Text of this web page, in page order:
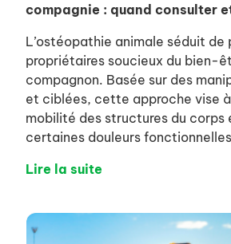
compagnie : quand consulter
L’ostéopathie animale séduit de
propriétaires soucieux du bien-
compagnon. Basée sur des
et ciblées, cette approche vise
mobilité des structures du corps
certaines douleurs
Lire la suite